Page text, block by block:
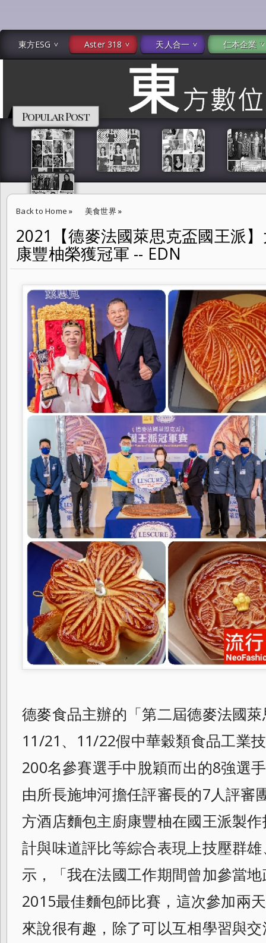
東方ESG Aster 318 天人合一 仁本企業
Popular Post
Back to Home » 美食世界 »
2021【德麥法國萊思克盃國王派】大賽 台北文華東方酒店康豐柚榮獲
2021【德麥法國萊思克盃國王派
康豐柚榮獲冠軍 -- EDN
德麥食品主辦的「第二屆德麥法國
11/21、11/22假中華穀類食品工業
200名參賽選手中脫穎而出的8強選
由所長施坤河擔任評審長的7人評審
方酒店麵包主廚康豐柚在國王派製
計與味道評比等綜合表現上技壓群
示，「我在法國工作期間曾加參當
2015最佳麵包師比賽，這次參加兩
來說很有趣， 除了可以互相學習與